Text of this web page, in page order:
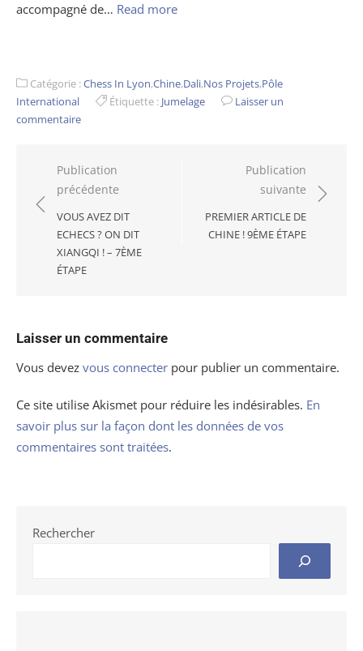
accompagné de… Read more
Catégorie :Chess In Lyon,Chine,Dali,Nos Projets,Pôle
International
Étiquette : Jumelage
Laisser un
commentaire
Navigation
de
l’article
Publication
précédente
VOUS AVEZ DIT
ECHECS ? ON DIT
XIANGQI ! – 7ÈME
ÉTAPE
Publication
suivante
PREMIER ARTICLE DE
CHINE ! 9ÈME ÉTAPE
Laisser un commentaire
Vous devez vous connecter pour publier un commentaire.
Ce site utilise Akismet pour réduire les indésirables. En
savoir plus sur la façon dont les données de vos
commentaires sont traitées.
Rechercher